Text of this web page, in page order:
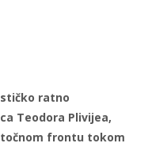
ratno
Teodora Plivijea,
frontu tokom